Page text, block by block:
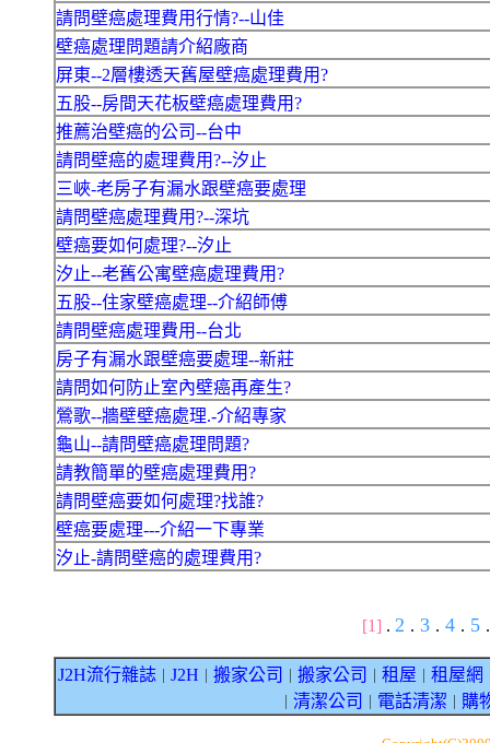
請問壁癌處理費用行情?--山佳
壁癌處理問題請介紹廠商
屏東--2層樓透天舊屋壁癌處理費用?
五股--房間天花板壁癌處理費用?
推薦治壁癌的公司--台中
請問壁癌的處理費用?--汐止
三峽-老房子有漏水跟壁癌要處理
請問壁癌處理費用?--深坑
壁癌要如何處理?--汐止
汐止--老舊公寓壁癌處理費用?
五股--住家壁癌處理--介紹師傅
請問壁癌處理費用--台北
房子有漏水跟壁癌要處理--新莊
請問如何防止室內壁癌再產生?
鶯歌--牆壁壁癌處理.-介紹專家
龜山--請問壁癌處理問題?
請教簡單的壁癌處理費用?
請問壁癌要如何處理?找誰?
壁癌要處理---介紹一下專業
汐止-請問壁癌的處理費用?
[1] . 2 . 3 . 4 . 5 .
J2H流行雜誌 J2H 搬家公司 搬家公司 租屋 租屋網
清潔公司 電話清潔 購